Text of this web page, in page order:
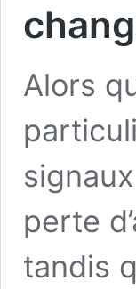
Alors
perte
tandis